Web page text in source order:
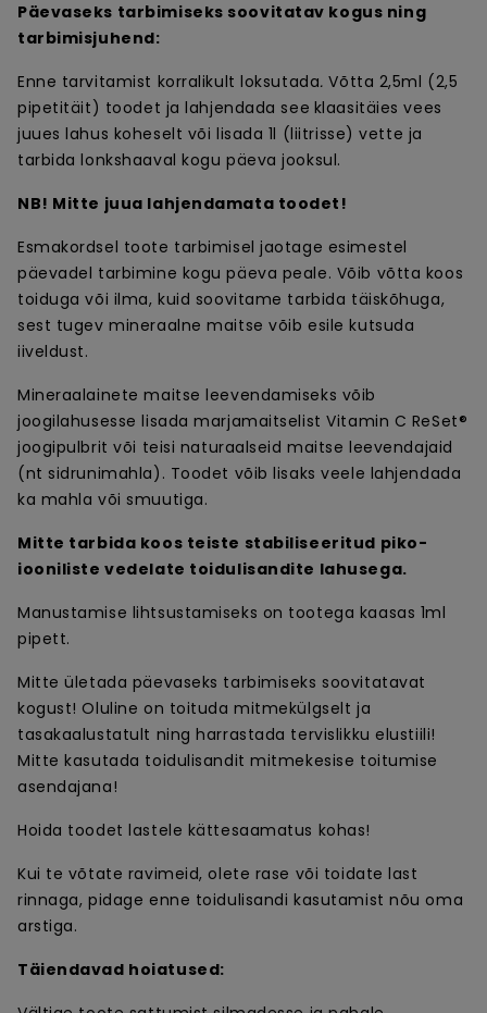
Päevaseks tarbimiseks soovitatav kogus ning
tarbimisjuhend:
Enne tarvitamist korralikult loksutada.Võtta 2,5ml (2,5
pipetitäit) toodet ja lahjendada see klaasitäies vees
juues lahus koheselt või lisada 1l (liitrisse) vette ja
tarbida lonkshaaval kogu päeva jooksul.
NB! Mitte juua lahjendamata toodet!
Esmakordsel toote tarbimisel jaotage esimestel
päevadel tarbimine kogu päeva peale. Võib võtta koos
toiduga või ilma, kuid soovitame tarbida täiskõhuga,
sest tugev mineraalne maitse võib esile kutsuda
iiveldust.
Mineraalainete maitse leevendamiseks võib
joogilahusesse lisada marjamaitselist Vitamin C ReSet®
joogipulbrit või teisi naturaalseid maitse leevendajaid
(nt sidrunimahla). Toodet võib lisaks veele lahjendada
ka mahla või smuutiga.
Mitte tarbida koos teiste stabiliseeritud piko-
iooniliste vedelate toidulisandite lahusega.
Manustamise lihtsustamiseks on tootega kaasas 1ml
pipett.
Mitte ületada päevaseks tarbimiseks soovitatavat
kogust! Oluline on toituda mitmekülgselt ja
tasakaalustatult ning harrastada tervislikku elustiili!
Mitte kasutada toidulisandit mitmekesise toitumise
asendajana!
Hoida toodet lastele kättesaamatus kohas!
Kui te võtate ravimeid, olete rase või toidate last
rinnaga, pidage enne toidulisandi kasutamist nõu oma
arstiga.
Täiendavad hoiatused: